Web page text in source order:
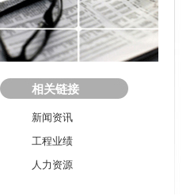
相关链接
新闻资讯
工程业绩
人力资源